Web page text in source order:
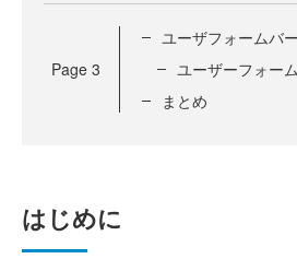
Page 3
ユーザフォームバ
ユーザーフォー
まとめ
はじめに